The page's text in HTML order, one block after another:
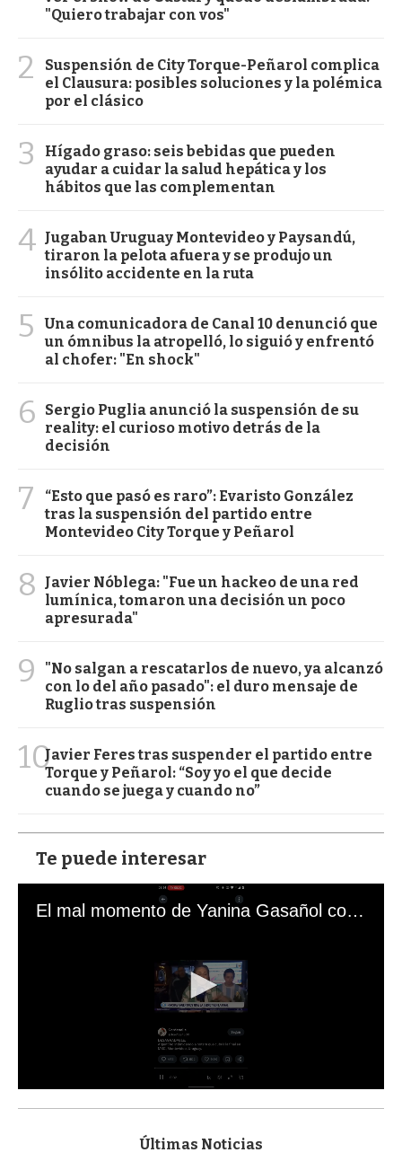
"Quiero trabajar con vos"
2
Suspensión de City Torque-Peñarol complica
el Clausura: posibles soluciones y la polémica
por el clásico
3
Hígado graso: seis bebidas que pueden
ayudar a cuidar la salud hepática y los
hábitos que las complementan
4 Jugaban Uruguay Montevideo y Paysandú,
tiraron la pelota afuera y se produjo un
insólito accidente en la ruta
5
Una comunicadora de Canal 10 denunció que
un ómnibus la atropelló, lo siguió y enfrentó
al chofer: "En shock"
6
Sergio Puglia anunció la suspensión de su
reality: el curioso motivo detrás de la
decisión
7
“Esto que pasó es raro”: Evaristo González
tras la suspensión del partido entre
Montevideo City Torque y Peñarol
8
Javier Nóblega: "Fue un hackeo de una red
lumínica, tomaron una decisión un poco
apresurada"
9
"No salgan a rescatarlos de nuevo, ya alcanzó
con lo del año pasado": el duro mensaje de
Ruglio tras suspensión
10Javier Feres tras suspender el partido entre
Torque y Peñarol: “Soy yo el que decide
cuando se juega y cuando no”
Te puede interesar
El mal momento de Yanina Gasañol con un hincha argentino en "Subrayado"
s
Últimas Noticias